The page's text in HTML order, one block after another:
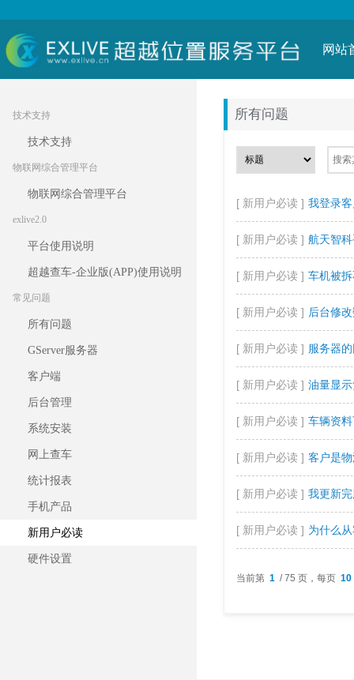
网站
技术支持
技术支持
物联网综合管理平台
物联网综合管理平台
exlive2.0
平台使用说明
超越查车-企业版(APP)使用说明
常见问题
所有问题
GServer服务器
客户端
后台管理
系统安装
网上查车
统计报表
手机产品
新用户必读
硬件设置
所有问题
[ 新用户必读 ] 我登录
[ 新用户必读 ] 航天智
[ 新用户必读 ] 车机被
[ 新用户必读 ] 后台修
[ 新用户必读 ] 服务器
[ 新用户必读 ] 油量显
[ 新用户必读 ] 车辆资
[ 新用户必读 ] 客户是
[ 新用户必读 ] 我更新
[ 新用户必读 ] 为什么
当前第 1 / 75 页，每页 10